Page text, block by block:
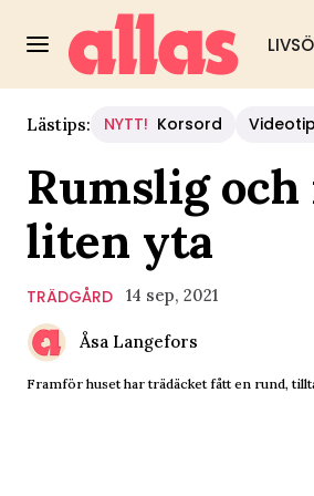
Lästips: NYTT! Korsord
Rumslig
liten yta
TRÄDGÅRD 14 sep, 2021
Åsa Langefors
Framför huset har trädäcket fått en rund,